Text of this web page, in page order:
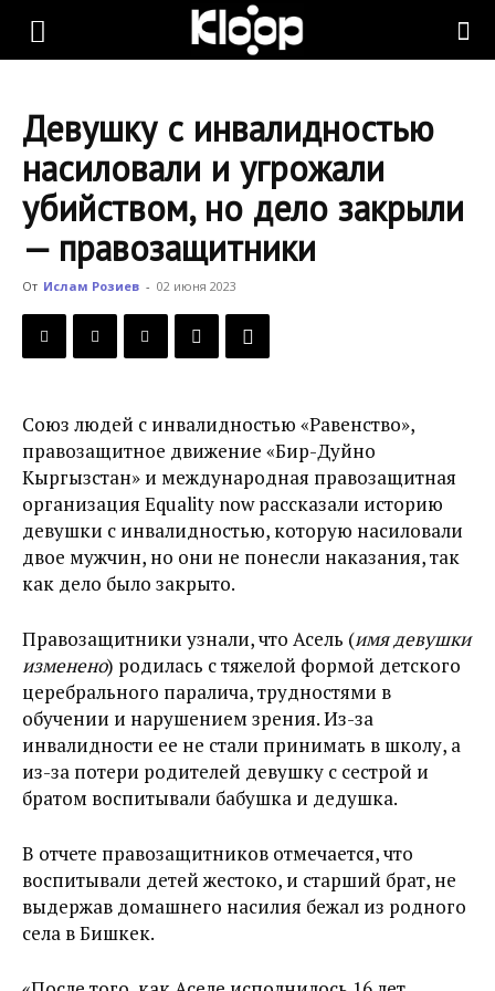
KLOOP.KG
Новости
Кыргызстана
Девушку с инвалидностью
насиловали и угрожали
убийством, но дело закрыли
— правозащитники
От Ислам Розиев - 02 июня 2023
Союз людей с инвалидностью «Равенство»,
правозащитное движение «Бир-Дуйно
Кыргызстан» и международная правозащитная
организация Equality now рассказали историю
девушки с инвалидностью, которую насиловали
двое мужчин, но они не понесли наказания, так
как дело было закрыто.
Правозащитники узнали, что Асель (имя девушки
изменено) родилась с тяжелой формой детского
церебрального паралича, трудностями в
обучении и нарушением зрения. Из-за
инвалидности ее не стали принимать в школу, а
из-за потери родителей девушку с сестрой и
братом воспитывали бабушка и дедушка.
В отчете правозащитников отмечается, что
воспитывали детей жестоко, и старший брат, не
выдержав домашнего насилия бежал из родного
села в Бишкек.